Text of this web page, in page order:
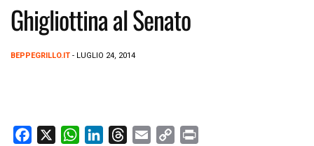
Ghigliottina al Senato
BEPPEGRILLO.IT - LUGLIO 24, 2014
W